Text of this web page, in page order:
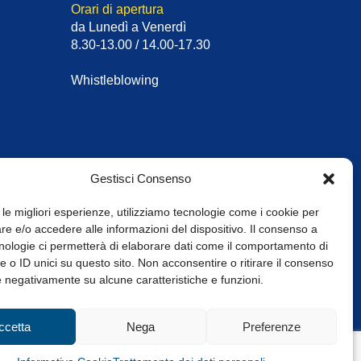
Gestisci Consenso
migliori esperienze, utilizziamo tecnologie come i cookie per
e/o accedere alle informazioni del dispositivo. Il consenso a
ci permetterà di elaborare dati come il comportamento di
o ID unici su questo sito. Non acconsentire o ritirare il consenso
negativamente su alcune caratteristiche e funzioni.
Nega Preferenze
Orari di apertura
da Lunedì a Venerdì
8.30-13.00 / 14.00-17.30
Whistleblowing